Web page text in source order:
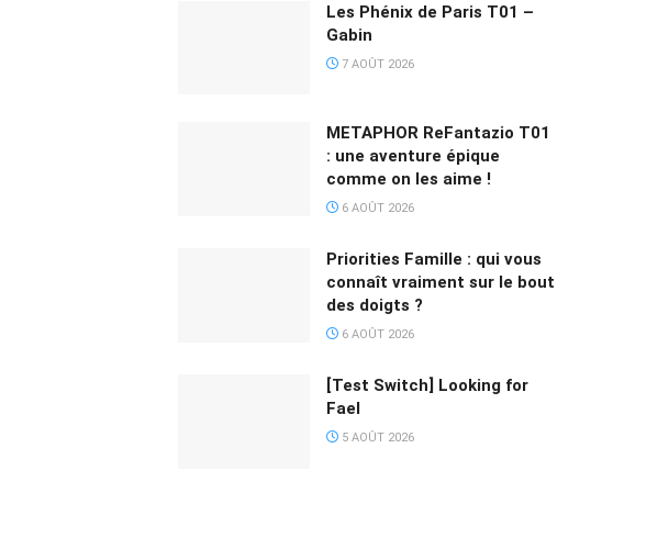
Les Phénix de Paris T01 –
Gabin
7 AOÛT 2026
METAPHOR ReFantazio T01
: une aventure épique
comme on les aime !
6 AOÛT 2026
Priorities Famille : qui vous
connaît vraiment sur le bout
des doigts ?
6 AOÛT 2026
[Test Switch] Looking for
Fael
5 AOÛT 2026